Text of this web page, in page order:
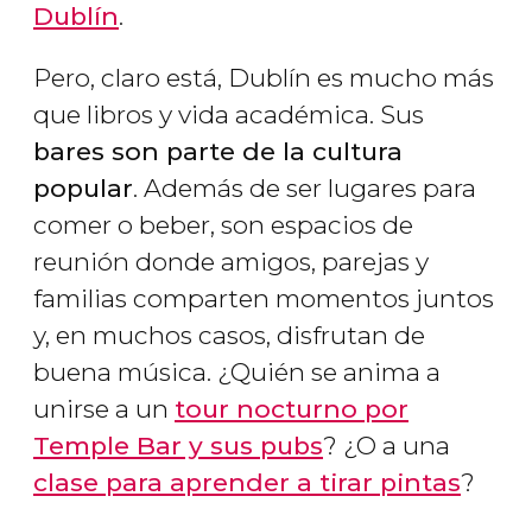
Dublín.
Pero, claro está, Dublín es mucho más
que libros y vida académica. Sus
bares son parte de la cultura
popular. Además de ser lugares para
comer o beber, son espacios de
reunión donde amigos, parejas y
familias comparten momentos juntos
y, en muchos casos, disfrutan de
buena música. ¿Quién se anima a
unirse a un tour nocturno por
Temple Bar y sus pubs? ¿O a una
clase para aprender a tirar pintas?